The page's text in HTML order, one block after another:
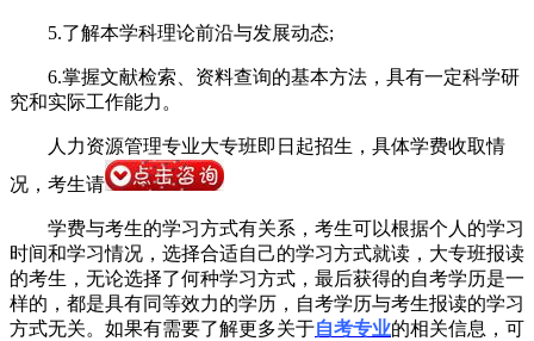
5.了解本学科理论前沿与发展动态;
6.掌握文献检索、资料查询的基本方法，具有一定科学研
究和实际工作能力。
人力资源管理专业大专班即日起招生，具体学费收取情
况，考生请
学费与考生的学习方式有关系，考生可以根据个人的学习
时间和学习情况，选择合适自己的学习方式就读，大专班报读
的考生，无论选择了何种学习方式，最后获得的自考学历是一
样的，都是具有同等效力的学历，自考学历与考生报读的学习
方式无关。如果有需要了解更多关于自考专业的相关信息，可